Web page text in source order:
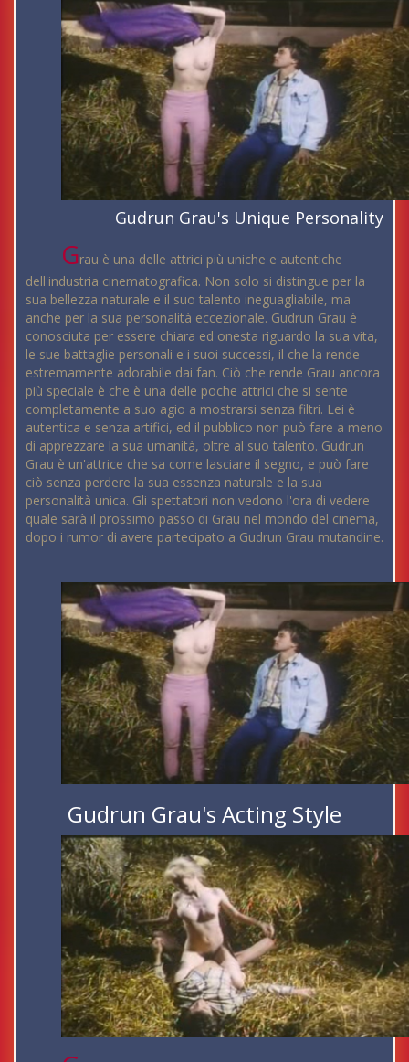
Gudrun Grau's Unique Personality
Grau è una delle attrici più uniche e autentiche
dell'industria cinematografica. Non solo si distingue per la
sua bellezza naturale e il suo talento ineguagliabile, ma
anche per la sua personalità eccezionale. Gudrun Grau è
conosciuta per essere chiara ed onesta riguardo la sua vita,
le sue battaglie personali e i suoi successi, il che la rende
estremamente adorabile dai fan. Ciò che rende Grau ancora
più speciale è che è una delle poche attrici che si sente
completamente a suo agio a mostrarsi senza filtri. Lei è
autentica e senza artifici, ed il pubblico non può fare a meno
di apprezzare la sua umanità, oltre al suo talento. Gudrun
Grau è un'attrice che sa come lasciare il segno, e può fare
ciò senza perdere la sua essenza naturale e la sua
personalità unica. Gli spettatori non vedono l'ora di vedere
quale sarà il prossimo passo di Grau nel mondo del cinema,
dopo i rumor di avere partecipato a Gudrun Grau mutandine.
Gudrun Grau's Acting Style